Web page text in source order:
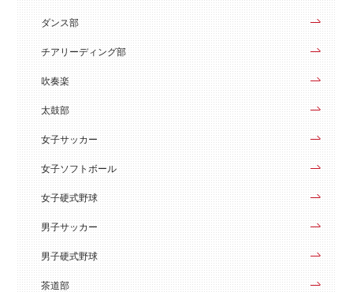
ダンス部
チアリーディング部
吹奏楽
太鼓部
女子サッカー
女子ソフトボール
女子硬式野球
男子サッカー
男子硬式野球
茶道部